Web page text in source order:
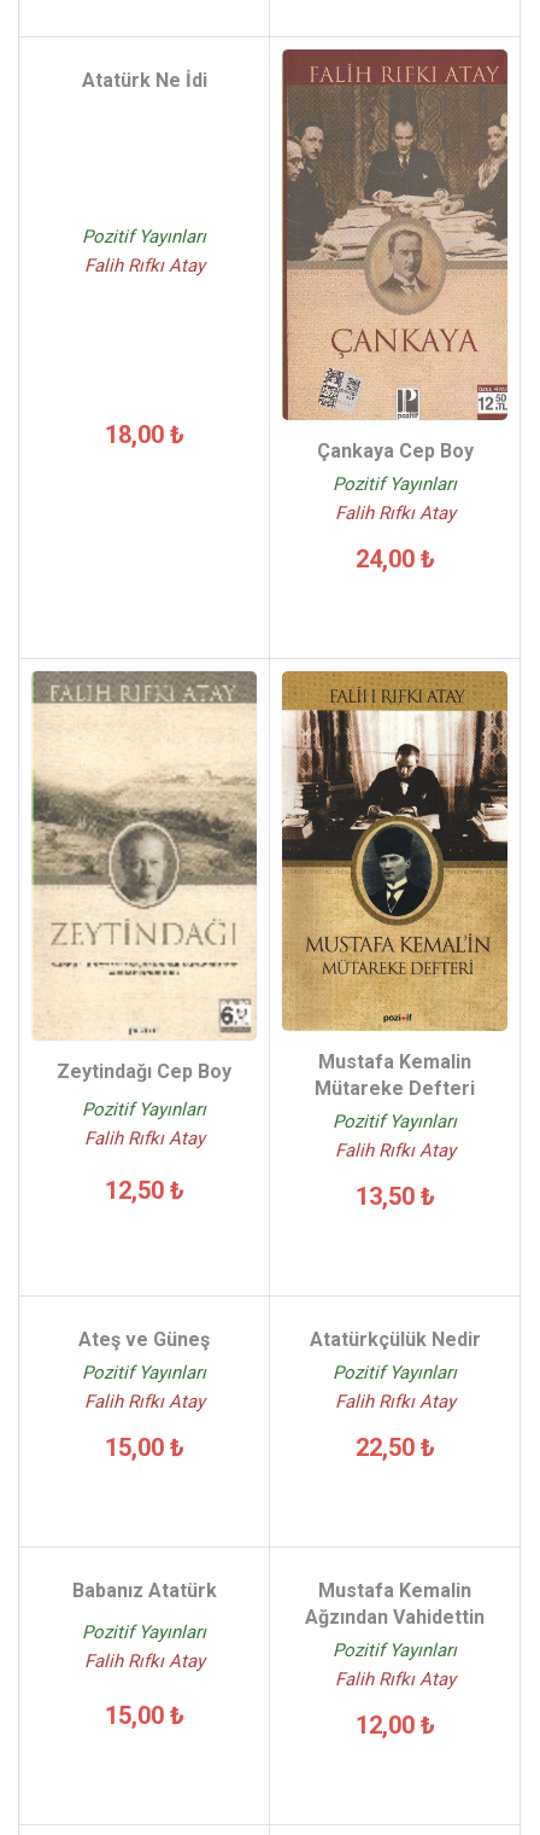
Atatürk Ne İdi
Pozitif Yayınları
Falih Rıfkı Atay
18,00 ₺
Çankaya Cep Boy
Pozitif Yayınları
Falih Rıfkı Atay
24,00 ₺
Zeytindağı Cep Boy
Pozitif Yayınları
Falih Rıfkı Atay
12,50 ₺
Mustafa Kemalin
Mütareke Defteri
Pozitif Yayınları
Falih Rıfkı Atay
13,50 ₺
Ateş ve Güneş
Pozitif Yayınları
Falih Rıfkı Atay
15,00 ₺
Atatürkçülük Nedir
Pozitif Yayınları
Falih Rıfkı Atay
22,50 ₺
Babanız Atatürk
Pozitif Yayınları
Falih Rıfkı Atay
15,00 ₺
Mustafa Kemalin
Ağzından Vahidettin
Pozitif Yayınları
Falih Rıfkı Atay
12,00 ₺